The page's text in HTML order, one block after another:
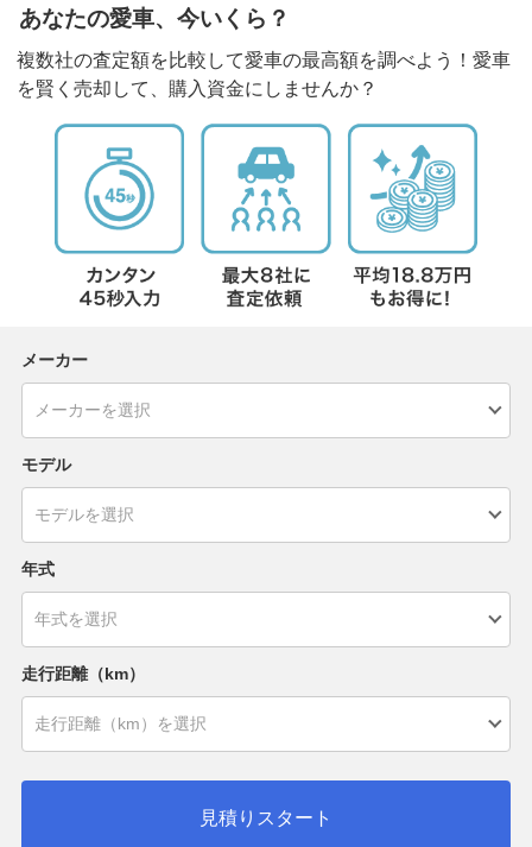
あなたの愛車、今いくら？
複数社の査定額を比較して愛車の最高額を調べよう！愛車
を賢く売却して、購入資金にしませんか？
メーカー
モデル
年式
走行距離（km）
見積りスタート